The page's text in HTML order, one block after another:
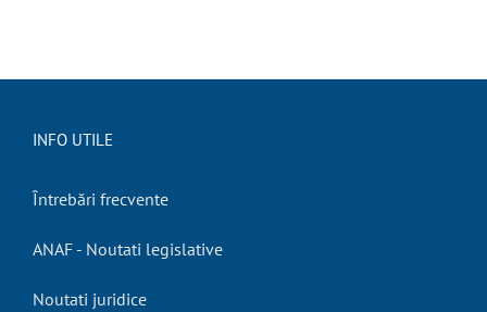
INFO UTILE
Întrebări frecvente
ANAF - Noutati legislative
Noutati juridice